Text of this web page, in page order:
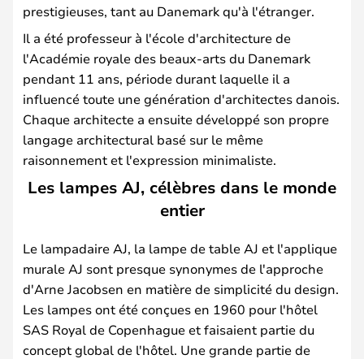
prestigieuses, tant au Danemark qu'à l'étranger.
Il a été professeur à l'école d'architecture de
l'Académie royale des beaux-arts du Danemark
pendant 11 ans, période durant laquelle il a
influencé toute une génération d'architectes danois.
Chaque architecte a ensuite développé son propre
langage architectural basé sur le même
raisonnement et l'expression minimaliste.
Les lampes AJ, célèbres dans le monde
entier
Le lampadaire AJ, la lampe de table AJ et l'applique
murale AJ sont presque synonymes de l'approche
d'Arne Jacobsen en matière de simplicité du design.
Les lampes ont été conçues en 1960 pour l'hôtel
SAS Royal de Copenhague et faisaient partie du
concept global de l'hôtel. Une grande partie de